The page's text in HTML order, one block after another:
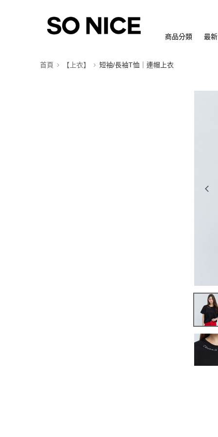
商品分類 最
首頁 【上衣】 短袖/長袖T恤｜連帽上衣